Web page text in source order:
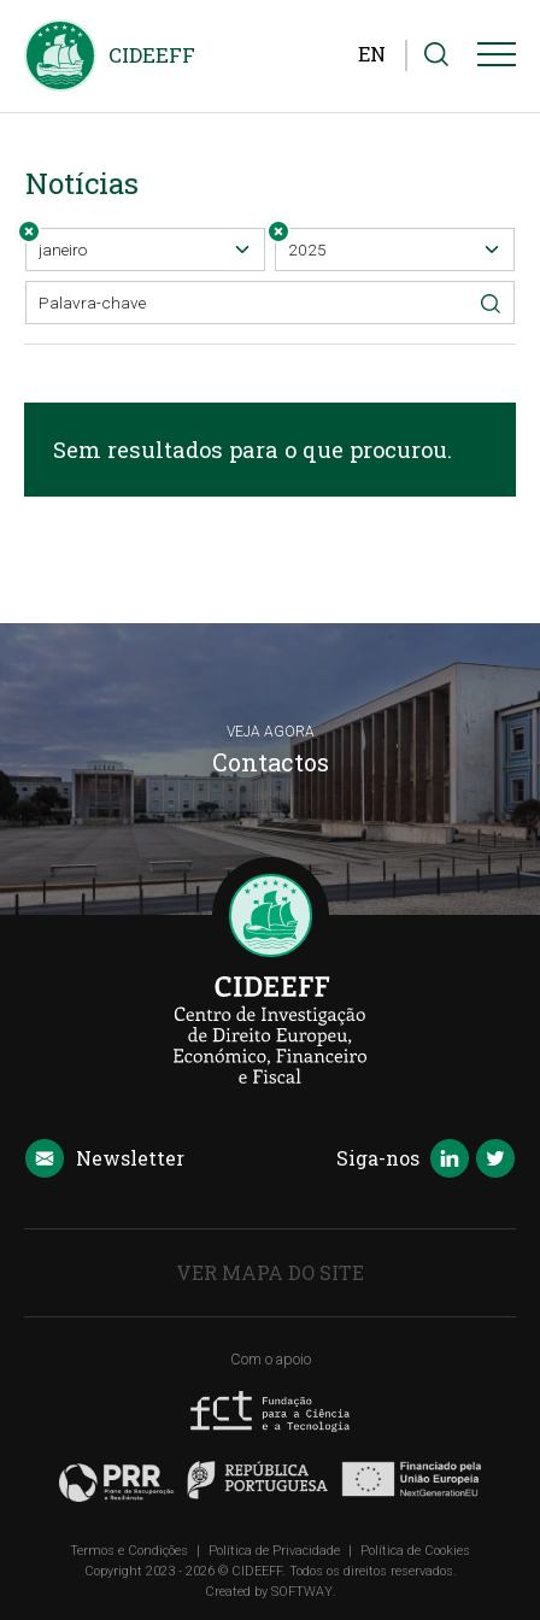
EN
Notícias
Sem resultados para o que procurou.
VEJA AGORA
Contactos
Newsletter Siga-nos
VER MAPA DO SITE
Com o apoio
Termos e Condições | Política de Privacidade |
Política de Cookies
Copyright 2023 - 2026 © CIDEEFF. Todos os direitos reservados.
Created by SOFTWAY.